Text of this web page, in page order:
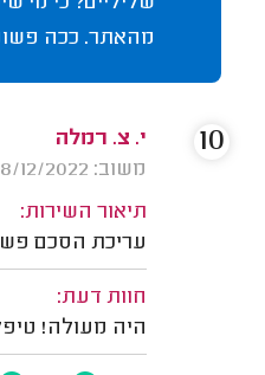
מהאתר. ככה
י. צ. רמלה
משוב: 18/12/2022
תיאור השירות:
עריכת הסכם
חוות דעת:
היה מעולה!
10